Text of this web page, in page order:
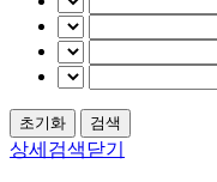
상세검색닫기